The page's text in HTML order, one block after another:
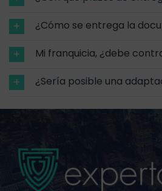
¿Cómo se entrega la
Mi franquicia, ¿debe
¿Sería posible una